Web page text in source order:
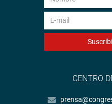
CENTRO